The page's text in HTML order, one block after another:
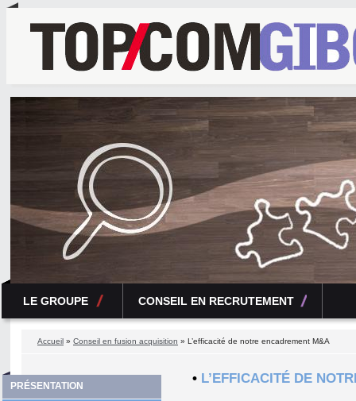
LE GROUPE CONSEIL EN RECRUTEMENT
Accueil » Conseil en fusion acquisition » L’efficacité de notre encadrement M&A
• L’EFFICACITÉ DE
PRÉSENTATION